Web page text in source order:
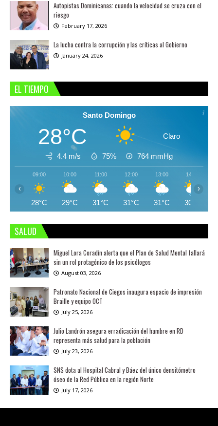
Autopistas Dominicanas: cuando la velocidad se cruza con el
riesgo
February 17, 2026
La lucha contra la corrupción y las críticas al Gobierno
January 24, 2026
EL TIEMPO
Santo Domingo
28°C Claro
4.4 m/s 75% 764 mmHg
09:00
28°C
10:00
29°C
11:00
31°C
12:00
31°C
13:00
31°C
14:00
30°C
‹ ›
SALUD
Miguel Lora Coradín alerta que el Plan de Salud Mental fallará
sin un rol protagónico de los psicólogos
August 03, 2026
Patronato Nacional de Ciegos inaugura espacio de impresión
Braille y equipo OCT
July 25, 2026
Julio Landrón asegura erradicación del hambre en RD
representa más salud para la población
July 23, 2026
SNS dota al Hospital Cabral y Báez del único densitómetro
óseo de la Red Pública en la región Norte
July 17, 2026